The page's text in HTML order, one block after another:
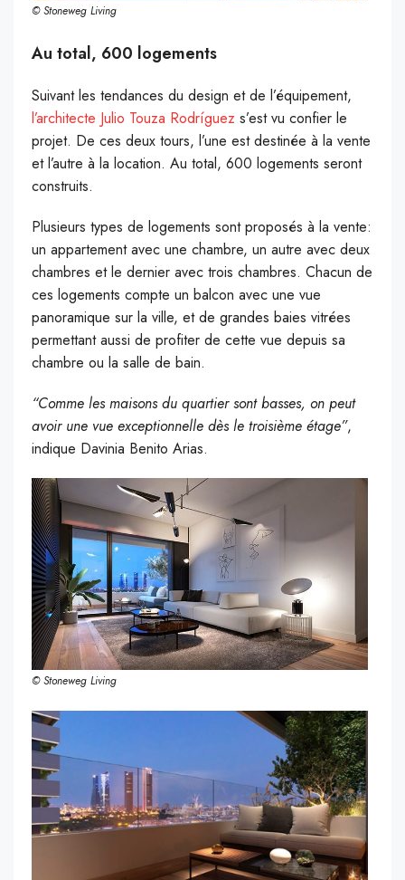
© Stoneweg Living
Au total, 600 logements
Suivant les tendances du design et de l’équipement,
l’architecte Julio Touza Rodríguez s’est vu confier le
projet. De ces deux tours, l’une est destinée à la vente
et l’autre à la location. Au total, 600 logements seront
construits.
Plusieurs types de logements sont proposés à la vente:
un appartement avec une chambre, un autre avec deux
chambres et le dernier avec trois chambres. Chacun de
ces logements compte un balcon avec une vue
panoramique sur la ville, et de grandes baies vitrées
permettant aussi de profiter de cette vue depuis sa
chambre ou la salle de bain.
“Comme les maisons du quartier sont basses, on peut
avoir une vue exceptionnelle dès le troisième étage”,
indique Davinia Benito Arias.
© Stoneweg Living